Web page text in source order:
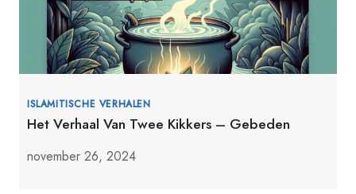
ISLAMITISCHE VERHALEN
Het Verhaal Van Twee Kikkers – Gebeden
november 26, 2024